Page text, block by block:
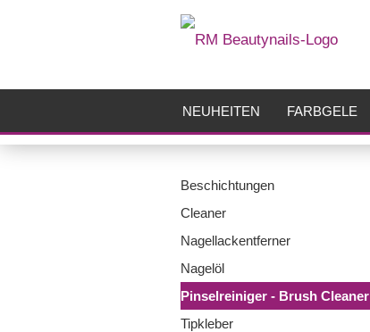
NEUHEITEN FARBGELE
Beschichtungen
Cleaner
Nagellackentferner
Nagelöl
Pinselreiniger - Brush Cleaner
Tipkleber